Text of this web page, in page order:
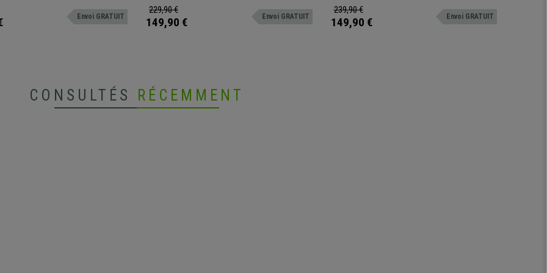
de 2
Envoi GRATUIT
modèle pratique et facile à ranger.
229,90 €
149,90 € Envoi GRATUIT
revêtement en cuir synthétique de grande qualité.
239,90 €
149,90 € Envoi GRATUIT
CONSULTÉS RÉCEMMENT